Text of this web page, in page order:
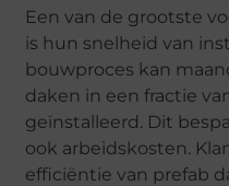
Een van de grootste
is hun snelheid van
bouwproces kan
daken in een fractie
geïnstalleerd. Dit
ook arbeidskosten.
efficiëntie van prefab